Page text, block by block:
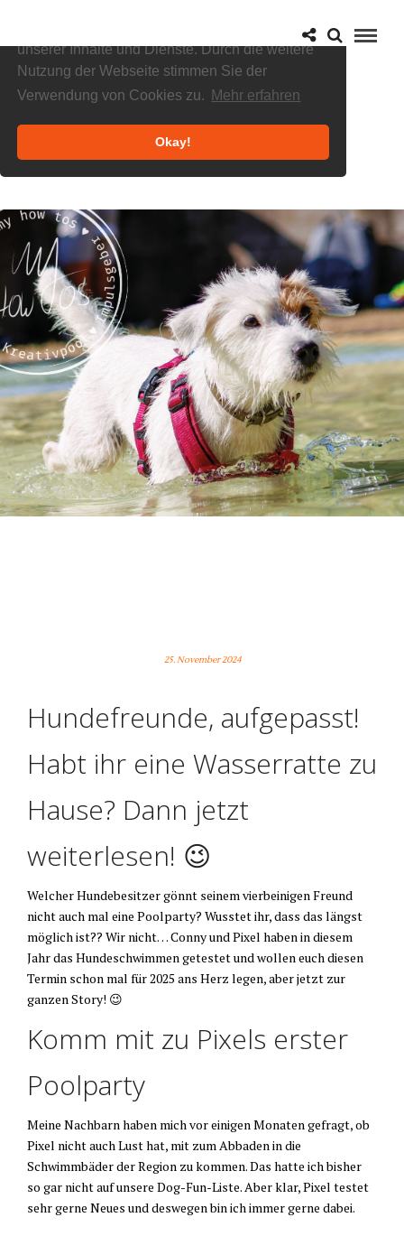
unserer Inhalte und Dienste. Durch die weitere
Nutzung der Webseite stimmen Sie der
Verwendung von Cookies zu.
Mehr erfahren
Okay!
25. November 2024
Hundefreunde, aufgepasst!
Habt ihr eine Wasserratte zu
Hause? Dann jetzt
weiterlesen! 😉
Welcher Hundebesitzer gönnt seinem vierbeinigen Freund
nicht auch mal eine Poolparty? Wusstet ihr, dass das längst
möglich ist?? Wir nicht… Conny und Pixel haben in diesem
Jahr das Hundeschwimmen getestet und wollen euch diesen
Termin schon mal für 2025 ans Herz legen, aber jetzt zur
ganzen Story! 😉
Komm mit zu Pixels erster
Poolparty
Meine Nachbarn haben mich vor einigen Monaten gefragt, ob
Pixel nicht auch Lust hat, mit zum Abbaden in die
Schwimmbäder der Region zu kommen. Das hatte ich bisher
so gar nicht auf unsere Dog-Fun-Liste. Aber klar, Pixel testet
sehr gerne Neues und deswegen bin ich immer gerne dabei.